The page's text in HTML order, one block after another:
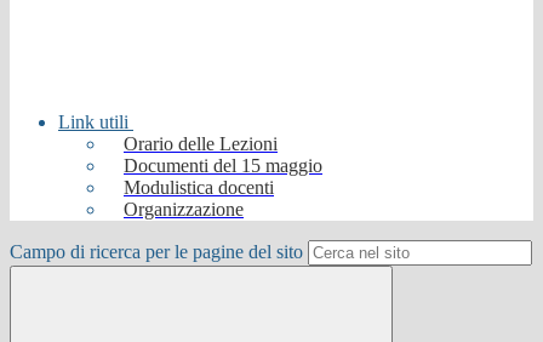
Link utili
Orario delle Lezioni
Documenti del 15 maggio
Modulistica docenti
Organizzazione
Campo di ricerca per le pagine del sito